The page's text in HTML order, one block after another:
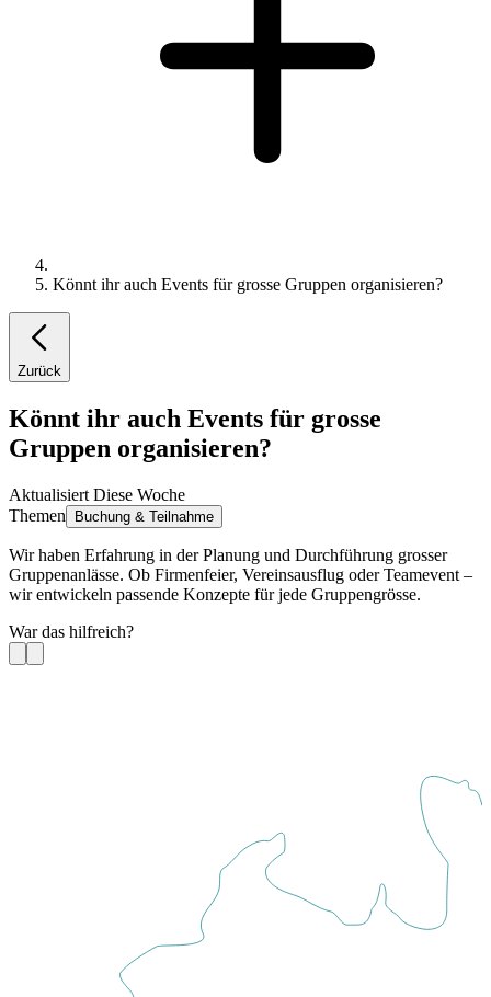
Könnt ihr auch Events für grosse Gruppen organisieren?
Zurück
Könnt ihr auch Events für grosse
Gruppen organisieren?
Aktualisiert Diese Woche
Themen
Buchung & Teilnahme
Wir haben Erfahrung in der Planung und Durchführung grosser
Gruppenanlässe. Ob Firmenfeier, Vereinsausflug oder Teamevent –
wir entwickeln passende Konzepte für jede Gruppengrösse.
War das hilfreich?